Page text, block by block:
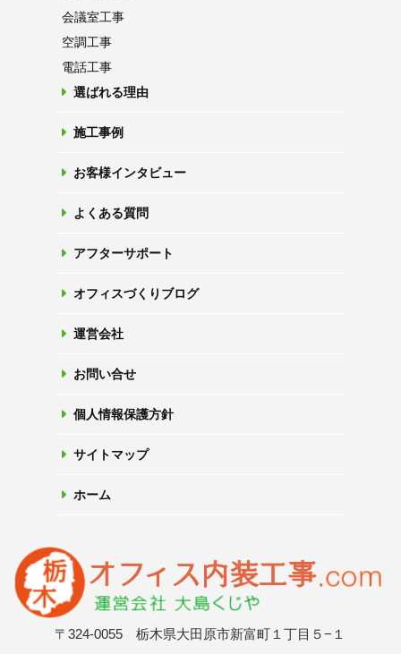
会議室工事
空調工事
電話工事
選ばれる理由
施工事例
お客様インタビュー
よくある質問
アフターサポート
オフィスづくりブログ
運営会社
お問い合せ
個人情報保護方針
サイトマップ
ホーム
〒324-0055 栃木県大田原市新富町１丁目５−１